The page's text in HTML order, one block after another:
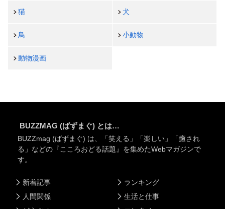
猫 犬
鳥 小動物
動物漫画
BUZZMAG (ばずまぐ) とは…
BUZZmag (ばずまぐ) は、「笑える」「楽しい」「癒され
る」などの『こころおどる話題』を集めたWebマガジンで
す。
新着記事
人間関係
ランキング
生活と仕事